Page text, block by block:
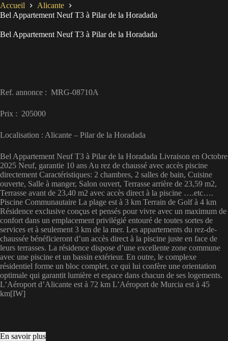
Accueil
Alicante
Bel Appartement Neuf T3 à Pilar de la Horadada
Bel Appartement Neuf T3 à Pilar de la Horadada
Ref. annonce : MRG-08710A
Prix : 205000
Localisation : Alicante – Pilar de la Horadada
Bel Appartement Neuf T3 à Pilar de la Horadada Livraison en Octobre
2025 Neuf, garantie 10 ans Au rez de chaussé avec accès piscine
directement Caractéristiques: 2 chambres, 2 salles de bain, Cuisine
ouverte, Salle à manger, Salon ouvert, Terrasse arrière de 23,59 m2,
Terrasse avant de 23,40 m2 avec accès direct à la piscine ….etc….
Piscine Communautaire La plage est à 3 km Terrain de Golf à 4 km
Résidence exclusive conçus et pensés pour vivre avec un maximum de
confort dans un emplacement privilégié entouré de toutes sortes de
services et à seulement 3 km de la mer. Les appartements du rez-de-
chaussée bénéficieront d’un accès direct à la piscine juste en face de
leurs terrasses. La résidence dispose d’une excellente zone commune
avec une piscine et un bassin extérieur. En outre, le complexe
résidentiel forme un bloc complet, ce qui lui confère une orientation
optimale qui garantit lumière et espace dans chacun de ses logements.
L’Aéroport d’Alicante est à 72 km L’Aéroport de Murcia est à 45
km[IW]
En savoir plus